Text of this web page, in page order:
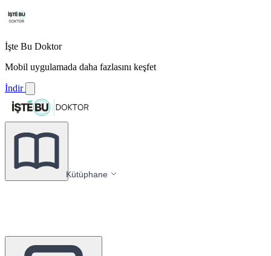
İşte Bu Doktor
Mobil uygulamada daha fazlasını keşfet
İndir
Kütüphane